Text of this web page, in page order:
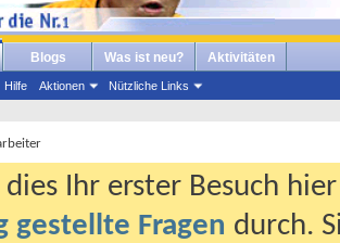
Hilfe Aktionen Nützliche Links
Blogs Was ist neu? Aktivitäten
Ihr erster Besuch
gestellte Fragen durch.